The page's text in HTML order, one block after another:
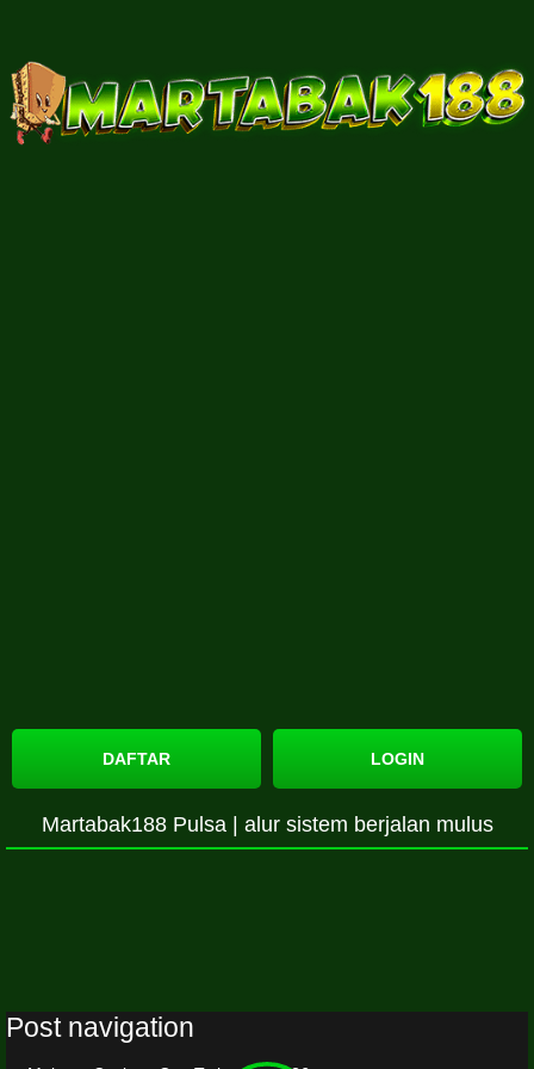
DAFTAR LOGIN
Martabak188 Pulsa | alur sistem berjalan mulus
Post navigation